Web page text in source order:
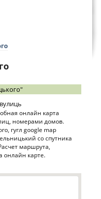
онлайн карта
номерами домов.
гугл google map
со спутника
маршрута,
онлайн карте.